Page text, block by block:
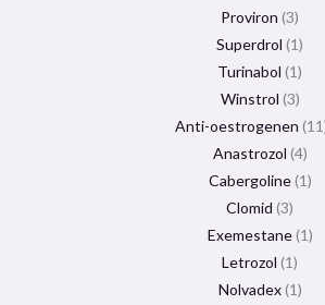
Proviron 3
Superdrol 1
Turinabol 1
Winstrol 3
Anti-oestrogenen 11
Anastrozol 4
Cabergoline 1
Clomid 3
Exemestane 1
Letrozol 1
Nolvadex 1